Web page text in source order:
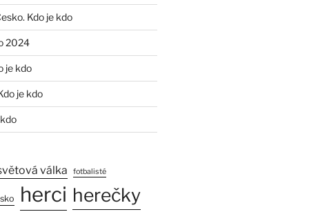
Kdo je kdo
2024
je kdo
je kdo
válka fotbalisté
herci herečky